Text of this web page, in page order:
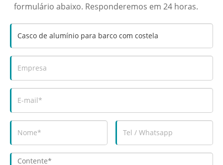
formulário abaixo. Responderemos em 24 horas.